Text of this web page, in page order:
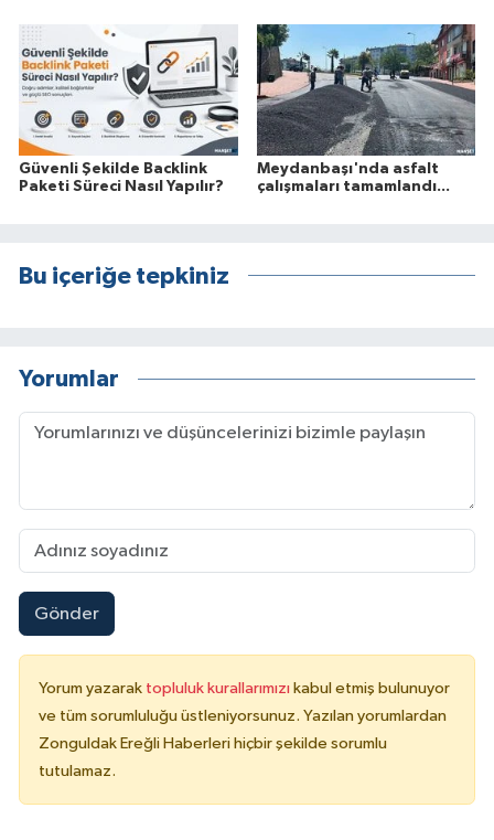
Güvenli Şekilde Backlink
Paketi Süreci Nasıl Yapılır?
Meydanbaşı'nda asfalt
çalışmaları tamamlandı...
Bu içeriğe tepkiniz
Yorumlar
Gönder
Yorum yazarak topluluk kurallarımızı kabul etmiş bulunuyor
ve tüm sorumluluğu üstleniyorsunuz. Yazılan yorumlardan
Zonguldak Ereğli Haberleri hiçbir şekilde sorumlu
tutulamaz.